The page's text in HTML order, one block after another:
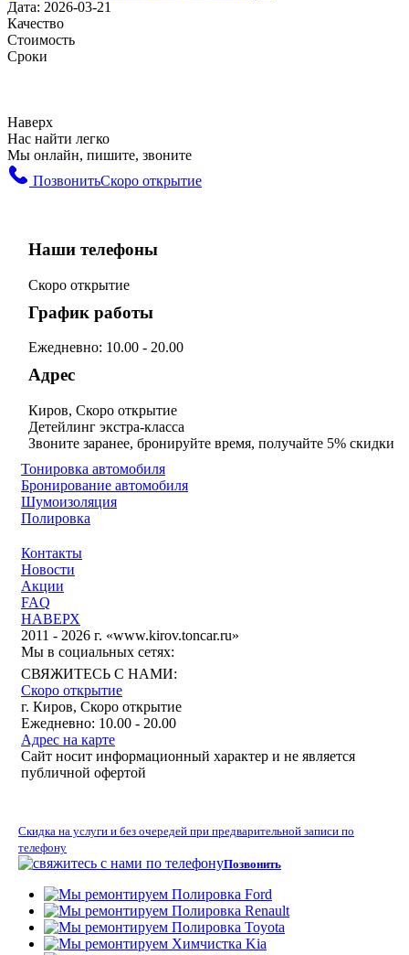
Дата: 2026-03-21
Качество
Стоимость
Сроки
Наверх
Нас найти легко
Мы онлайн, пишите, звоните
ПозвонитьСкоро открытие
Наши телефоны
Скоро открытие
График работы
Ежедневно: 10.00 - 20.00
Адрес
Киров, Скоро открытие
Детейлинг экстра-класса
Звоните заранее, бронируйте время, получайте 5% скидки
Контакты
Новости
Акции
FAQ
НАВЕРХ
2011 - 2026 г. «www.kirov.toncar.ru»
Тонировка автомобиля
Бронирование автомобиля
Шумоизоляция
Полировка
Мы в социальных сетях:
СВЯЖИТЕСЬ С НАМИ:
Скоро открытие
г. Киров, Скоро открытие
Ежедневно: 10.00 - 20.00
Адрес на карте
Сайт носит информационный характер и не является
публичной офертой
Скидка на услуги и без очередей при предварительной записи по
телефону
Позвонить